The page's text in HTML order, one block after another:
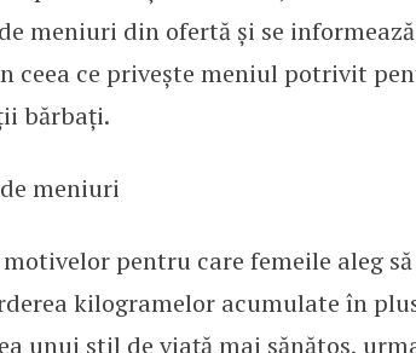
meniuri din ofertă și se
ceea ce privește meniul potrivit
bărbați.
meniuri
pentru care femeile aleg
kilogramelor acumulate în
unui stil de viață mai sănătos,